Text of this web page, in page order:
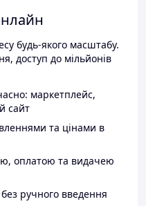
будь-якого масштабу.
доступ до мільйонів
маркетплейс,
сайт
та цінами в
оплатою та видачею
ручного введення